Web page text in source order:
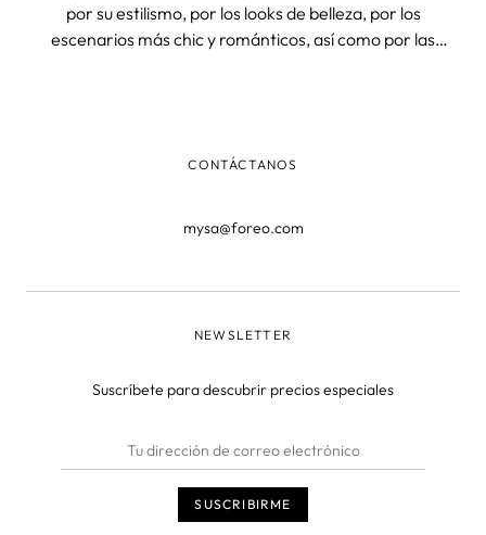
por su estilismo, por los looks de belleza, por los
escenarios más chic y románticos, así como por las
CONTÁCTANOS
mysa@foreo.com
NEWSLETTER
Suscríbete para descubrir precios especiales